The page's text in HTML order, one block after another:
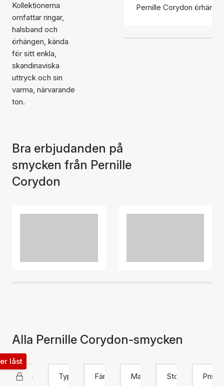
Kollektionerna
omfattar ringar,
halsband och
örhängen, kända
för sitt enkla,
skandinaviska
uttryck och sin
varma, närvarande
ton.
Pernille Corydon
Bra erbjudanden på
smycken från Pernille
Corydon
Alla Pernille Corydon-smycken
Pernille Corydon
låst
Typ
Färg Material Storlek Pris